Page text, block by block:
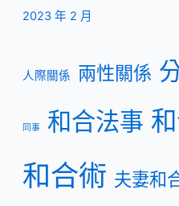
2023 年 2 月
人際關係 兩性關係
同事 和合法事
和合術 夫妻和